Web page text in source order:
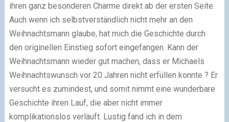
ihren ganz besonderen Charme direkt ab der ersten Seite.
Auch wenn ich selbstverständlich nicht mehr an den
Weihnachtsmann glaube, hat mich die Geschichte durch
den originellen Einstieg sofort eingefangen. Kann der
Weihnachtsmann wieder gut machen, dass er Michaels
Weihnachtswunsch vor 20 Jahren nicht erfüllen konnte ? Er
versucht es zumindest, und somit nimmt eine wunderbare
Geschichte ihren Lauf, die aber nicht immer
komplikationslos verläuft. Lustig fand ich in dem